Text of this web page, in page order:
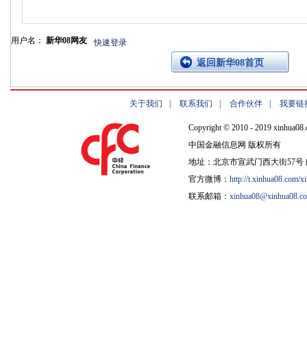
用户名： 新华08网友 快速登录
返回新华08首页
关于我们 联系我们 合作伙伴 我要链
Copyright © 2010 - 2019
中国金融信息网 版权所有
地址：北京市宣武门西大街57号
官方微博： http://t.xinhua08.com/
联系邮箱：